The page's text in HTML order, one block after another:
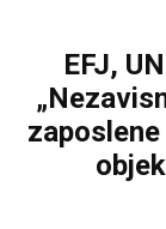
EFJ,